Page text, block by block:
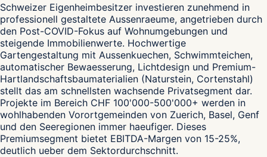
Schweizer Eigenheimbesitzer investieren zunehmend in
professionell gestaltete Aussenraeume, angetrieben durch
den Post-COVID-Fokus auf Wohnumgebungen und
steigende Immobilienwerte. Hochwertige
Gartengestaltung mit Aussenkuechen, Schwimmteichen,
automatischer Bewaesserung, Lichtdesign und Premium-
Hartlandschaftsbaumaterialien (Naturstein, Cortenstahl)
stellt das am schnellsten wachsende Privatsegment dar.
Projekte im Bereich CHF 100'000-500'000+ werden in
wohlhabenden Vorortgemeinden von Zuerich, Basel, Genf
und den Seeregionen immer haeufiger. Dieses
Premiumsegment bietet EBITDA-Margen von 15-25%,
deutlich ueber dem Sektordurchschnitt.